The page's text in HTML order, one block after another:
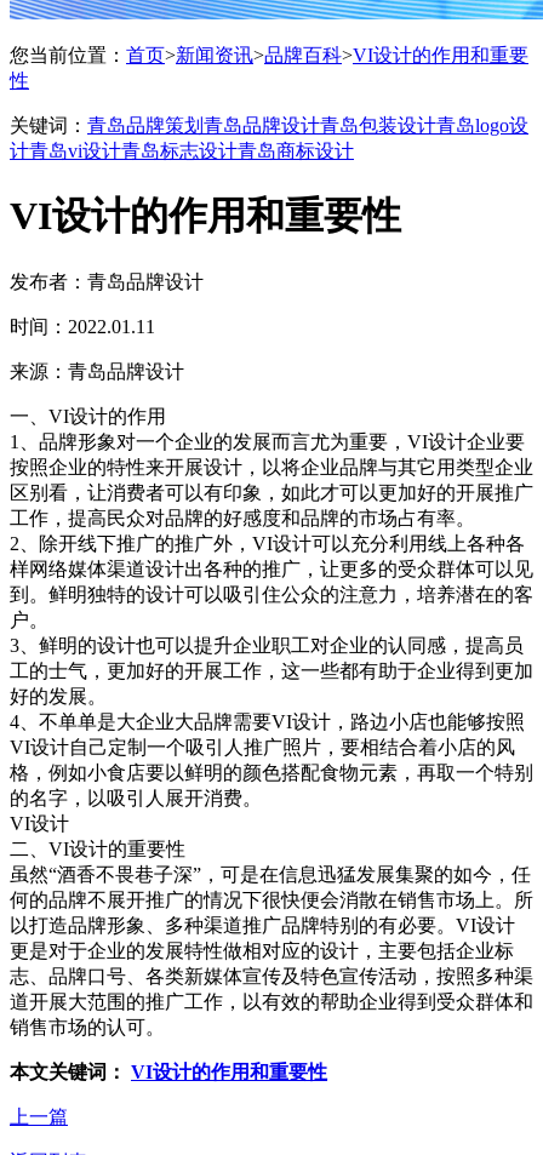
您当前位置： 首页>新闻资讯>品牌百科>VI设计的作用和重要
性
关键词： 青岛品牌策划 青岛品牌设计青岛包装设计青岛logo设
计青岛vi设计青岛标志设计青岛商标设计
VI设计的作用和重要性
发布者：青岛品牌设计
时间：2022.01.11
来源：青岛品牌设计
一、VI设计的作用
1、品牌形象对一个企业的发展而言尤为重要，VI设计企业要
按照企业的特性来开展设计，以将企业品牌与其它用类型企业
区别看，让消费者可以有印象，如此才可以更加好的开展推广
工作，提高民众对品牌的好感度和品牌的市场占有率。
2、除开线下推广的推广外，VI设计可以充分利用线上各种各
样网络媒体渠道设计出各种的推广，让更多的受众群体可以见
到。鲜明独特的设计可以吸引住公众的注意力，培养潜在的客
户。
3、鲜明的设计也可以提升企业职工对企业的认同感，提高员
工的士气，更加好的开展工作，这一些都有助于企业得到更加
好的发展。
4、不单单是大企业大品牌需要VI设计，路边小店也能够按照
VI设计自己定制一个吸引人推广照片，要相结合着小店的风
格，例如小食店要以鲜明的颜色搭配食物元素，再取一个特别
的名字，以吸引人展开消费。
VI设计
二、VI设计的重要性
虽然“酒香不畏巷子深”，可是在信息迅猛发展集聚的如今，任
何的品牌不展开推广的情况下很快便会消散在销售市场上。所
以打造品牌形象、多种渠道推广品牌特别的有必要。VI设计
更是对于企业的发展特性做相对应的设计，主要包括企业标
志、品牌口号、各类新媒体宣传及特色宣传活动，按照多种渠
道开展大范围的推广工作，以有效的帮助企业得到受众群体和
销售市场的认可。
本文关键词： VI设计的作用和重要性
上一篇